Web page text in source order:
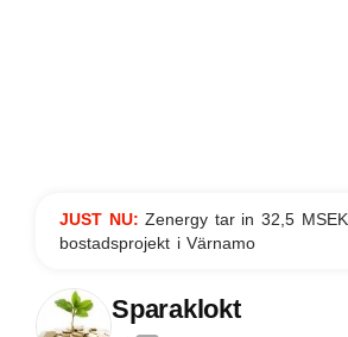
JUST NU:Zenergy tar in 32,5
bostadsprojekt i Värnamo
Sparaklokt